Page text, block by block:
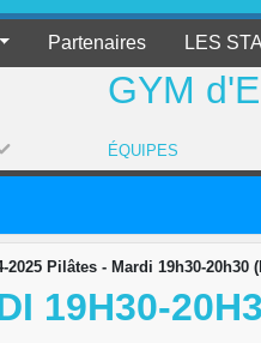
Partenaires LES
GYM
ÉQUIPES
2025 Pilâtes - Mardi 19h30-20h30
19H30-